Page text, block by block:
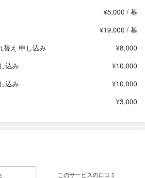
¥5,000 / 基
¥19,000 / 基
替え 申し込み
¥8,000
込み
¥10,000
込み
¥10,000
¥3,000
このサービスの口コミ